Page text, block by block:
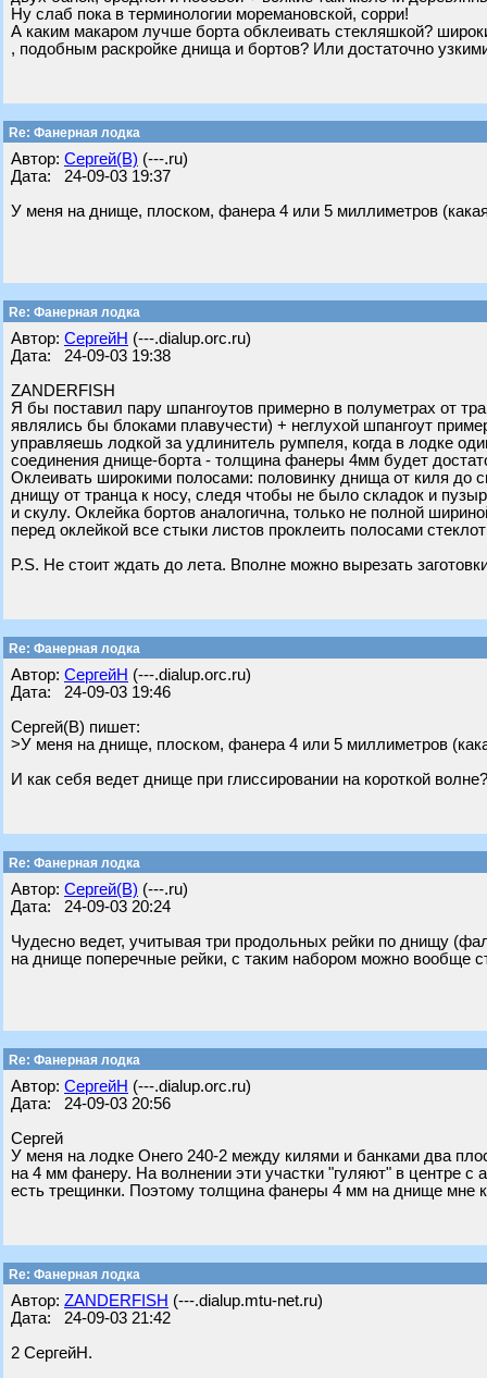
Ну слаб пока в терминологии моремановской, сорри!
А каким макаром лучше борта обклеивать стекляшкой?
, подобным раскройке днища и бортов? Или достаточно
Re: Фанерная лодка
Автор: Сергей(В) (---.ru)
Дата: 24-09-03 19:37
У меня на днище, плоском, фанера 4 или 5 миллиметров
Re: Фанерная лодка
Автор: СергейН (---.dialup.orc.ru)
Дата: 24-09-03 19:38
ZANDERFISH
Я бы поставил пару шпангоутов примерно в полуметрах от
являлись бы блоками плавучести) + неглухой шпангоут
управляешь лодкой за удлинитель румпеля, когда в лодке
соединения днище-борта - толщина фанеры 4мм будет
Оклеивать широкими полосами: половинку днища от киля до
днищу от транца к носу, следя чтобы не было складок и
и скулу. Оклейка бортов аналогична, только не полной
перед оклейкой все стыки листов проклеить полосами
P.S. Не стоит ждать до лета. Вполне можно вырезать
Re: Фанерная лодка
Автор: СергейН (---.dialup.orc.ru)
Дата: 24-09-03 19:46
Сергей(В) пишет:
>У меня на днище, плоском, фанера 4 или 5 миллиметров
И как себя ведет днище при глиссировании на короткой волне?
Re: Фанерная лодка
Автор: Сергей(В) (---.ru)
Дата: 24-09-03 20:24
Чудесно ведет, учитывая три продольных рейки по днищу
на днище поперечные рейки, с таким набором можно вообще
Re: Фанерная лодка
Автор: СергейН (---.dialup.orc.ru)
Дата: 24-09-03 20:56
Сергей
У меня на лодке Онего 240-2 между килями и банками два
на 4 мм фанеру. На волнении эти участки "гуляют" в центре
есть трещинки. Поэтому толщина фанеры 4 мм на днище мне
Re: Фанерная лодка
Автор: ZANDERFISH (---.dialup.mtu-net.ru)
Дата: 24-09-03 21:42
2 СергейН.